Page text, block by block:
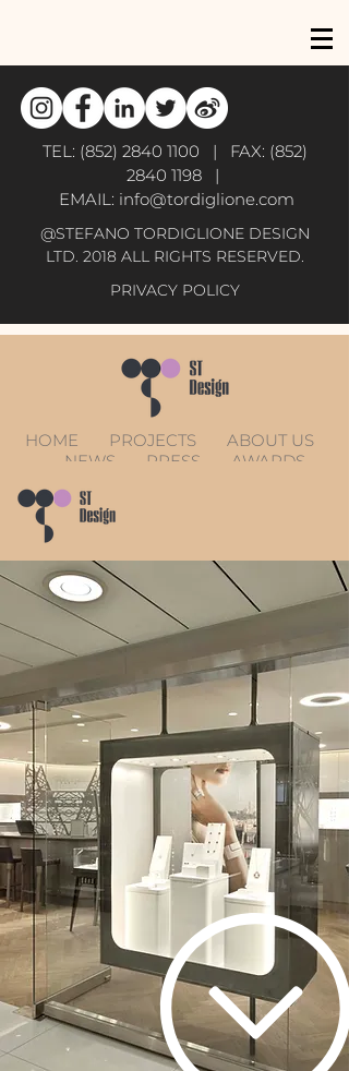
TEL: (852) 2840 1100 | FAX: (852)
2840 1198|
EMAIL: info@tordiglione.com
@STEFANO TORDIGLIONE DESIGN
LTD. 2018 ALL RIGHTS RESERVED.
PRIVACY POLICY
HOME PROJECTS
ABOUT US
NEWS
PRESS
AWARDS